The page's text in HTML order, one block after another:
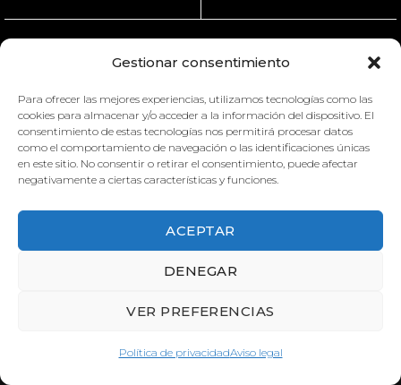
Gestionar consentimiento
Para ofrecer las mejores experiencias, utilizamos tecnologías como las
cookies para almacenar y/o acceder a la información del dispositivo. El
consentimiento de estas tecnologías nos permitirá procesar datos
como el comportamiento de navegación o las identificaciones únicas
en este sitio. No consentir o retirar el consentimiento, puede afectar
negativamente a ciertas características y funciones.
ACEPTAR
DENEGAR
VER PREFERENCIAS
Política de privacidadAviso legal